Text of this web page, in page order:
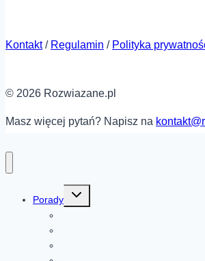
Kontakt/ Regulamin / Polityka
© 2026 Rozwiazane.pl
Masz więcej pytań? Napisz na
Porady
Przełącz